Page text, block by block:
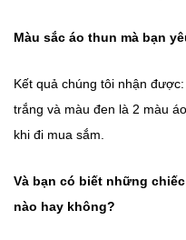
Màu sắc áo thun mà bạn
Kết quả chúng tôi nhận
trắng và màu đen là 2 màu
khi đi mua sắm.
Và bạn có biết những
nào hay không?